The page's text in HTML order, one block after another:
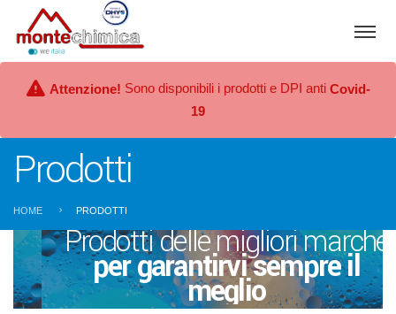
Attenzione! Sono disponibili i prodotti e DPI anti Covid-
19
Prodotti
HOME PRODOTTI
Prodotti delle migliori marche
per garantirvi sempre il
meglio